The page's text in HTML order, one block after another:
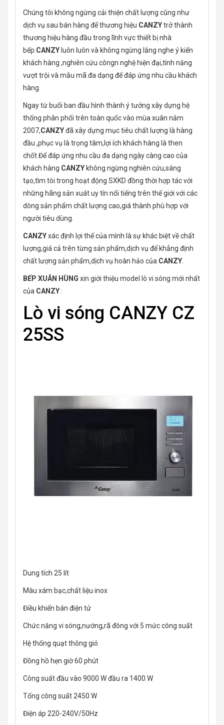
Chúng tôi không ngừng cải thiện chất lượng cũng như
dịch vụ sau bán hàng để thương hiệu CANZYtrở thành
thương hiệu hàng đầu trong lĩnh vực thiết bị nhà
bếp.CANZY luôn luôn và không ngừng lắng nghe ý kiến
khách hàng ,nghiên cứu côngn nghệ hiện đại,tính năng
vượt trội và mẫu mã đa dạng để đáp ứng nhu cầu khách
hàng.
Ngay từ buổi ban đầu hình thành ý tưởng xây dựng hệ
thống phân phối trên toàn quốc vào mùa xuân năm
2007,CANZYđã xây dựng mục tiêu chất lượng là hàng
đầu ,phục vụ là trọng tâm,lợi ích khách hàng là then
chốt.Để đáp ứng nhu cầu đa dạng ngày càng cao của
khách hàng CANZY không ngừng nghiên cứu,sáng
tạo,tìm tòi trong hoạt động SXKD đồng thời hợp tác với
những hãng sản xuát uy tín nổi tiếng trên thế giới với các
dòng sản phẩm chất lượng cao,giá thành phù hợp với
người tiêu dùng.
CANZYxác định lợi thế của mình là sự khác biệt về chất
lượng,giá cả trên từng sản phẩm,dịch vụ để khẳng định
chất lượng sản phẩm,dịch vụ hoàn hảo của CANZY.
BẾP XUÂN HÙNG xin giới thiệu model lò vi sóng mới nhất
của CANZY :
Lò vi sóng CANZY CZ
25SS
Dung tích 25 lít
Màu xám bạc,chất liệu inox
Điều khiển bán điện tử
Chức năng vi sóng,nướng,rã đông với 5 mức công suất
Hệ thống quạt thông gió
Đồng hồ hẹn giờ 60 phút
Công suất đầu vào 9000 W đầu ra 1400 W
Tổng công suất 2450 W
Điện áp 220-240V/50Hz